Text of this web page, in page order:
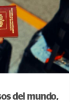
del mundo,